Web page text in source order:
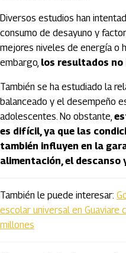
Diversos estudios han
consumo de desayuno y
mejores niveles de energía o
embargo, los resultados no
También se ha estudiado la
balanceado y el desempeño
adolescentes. No obstante,
es difícil, ya que las
también influyen en la
alimentación, el descanso
También le puede interesar:
escolar universal en
millones